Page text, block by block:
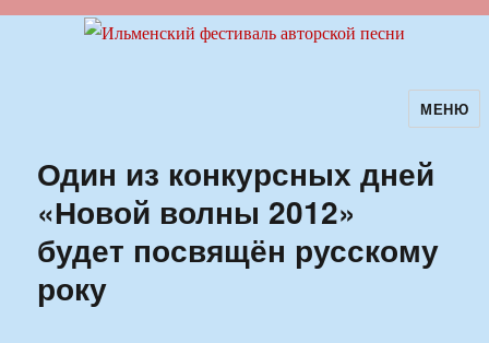
Ильменский фестиваль авторскойМЕНЮ
Один из конкурсных дней
«Новой волны 2012»
будет посвящён русскому
року